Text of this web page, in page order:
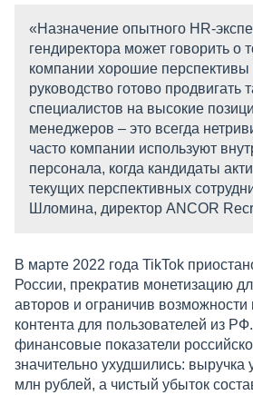
«Назначение опытного HR-
гендиректора может говорить о
компании хорошие перспективы
руководство готово продвигать
специалистов на высокие
менеджеров – это всегда
часто компании используют
персонала, когда кандидаты
текущих перспективных
Шломина, директор ANCOR
В марте 2022 года TikTok
России, прекратив монетизацию
авторов и ограничив возможности
контента для пользователей из
финансовые показатели
значительно ухудшились: выручка
млн рублей, а чистый убыток